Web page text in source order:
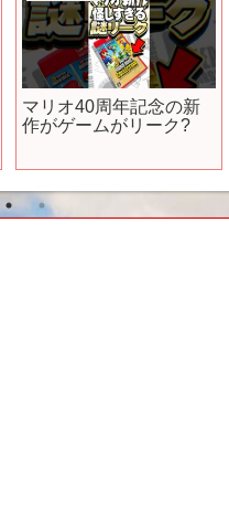
マリオ40周年記念の新
作がゲームがリーク?